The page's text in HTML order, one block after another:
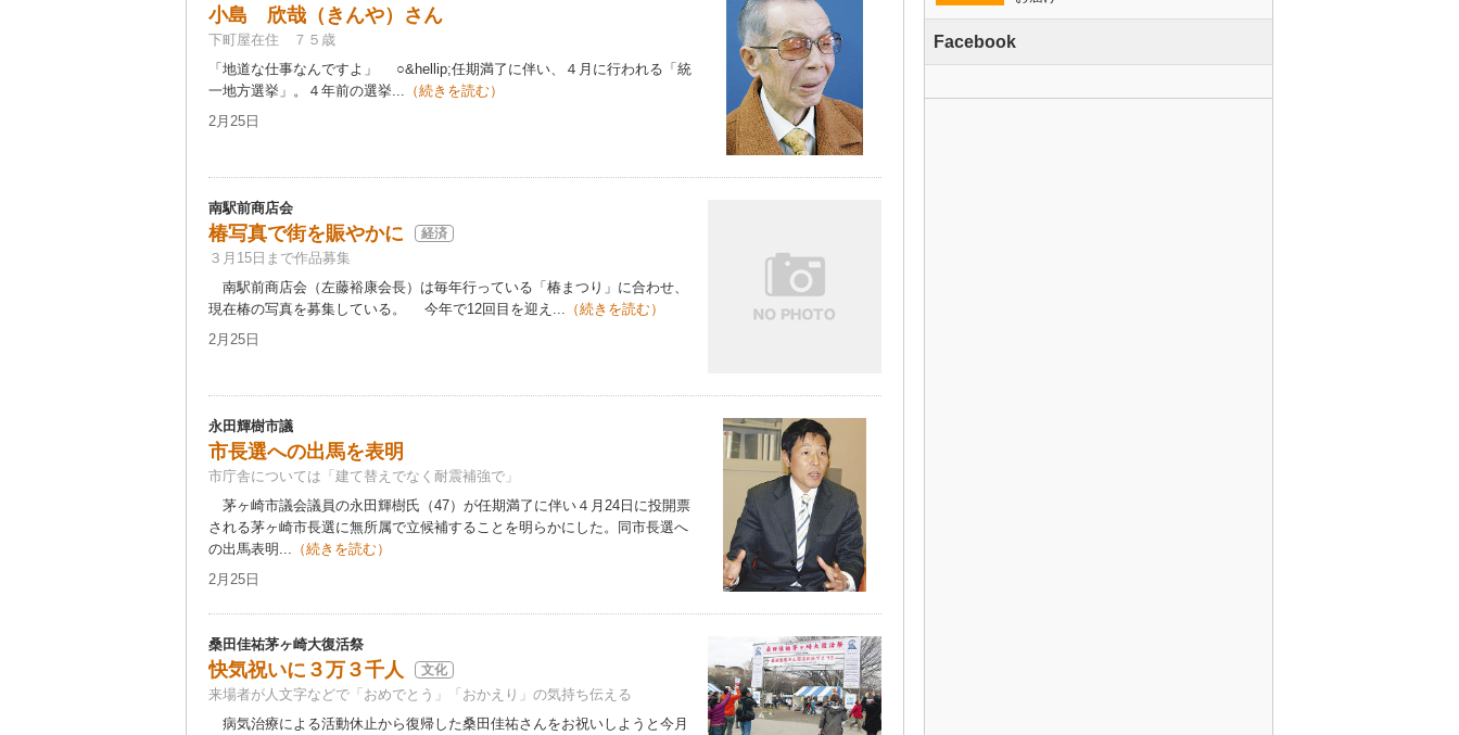
小島 欣哉（きんや）さん
下町屋在住 ７５歳
「地道な仕事なんですよ」 ○&hellip;任期満了に伴い、４月に行われる「統
一地方選挙」。４年前の選挙... （続きを読む）
2月25日
南駅前商店会
椿写真で街を賑やかに 経済
３月15日まで作品募集
南駅前商店会（左藤裕康会長）は毎年行っている「椿まつり」に合わせ、
現在椿の写真を募集している。 今年で12回目を迎え... （続きを読む）
2月25日
永田輝樹市議
市長選への出馬を表明
市庁舎については「建て替えでなく耐震補強で」
茅ヶ崎市議会議員の永田輝樹氏（47）が任期満了に伴い４月24日に投開票
される茅ヶ崎市長選に無所属で立候補することを明らかにした。同市長選へ
の出馬表明... （続きを読む）
2月25日
桑田佳祐茅ヶ崎大復活祭
快気祝いに３万３千人 文化
来場者が人文字などで「おめでとう」「おかえり」の気持ち伝える
病気治療による活動休止から復帰した桑田佳祐さんをお祝いしようと今月
Facebook